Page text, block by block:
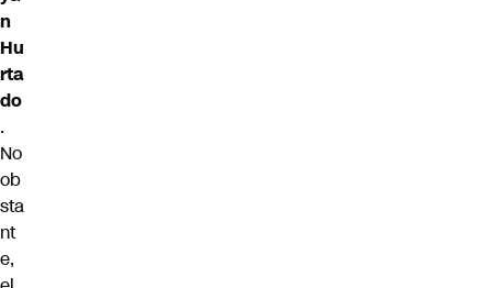
n
Hu
rta
do
.
No
ob
sta
nt
e,